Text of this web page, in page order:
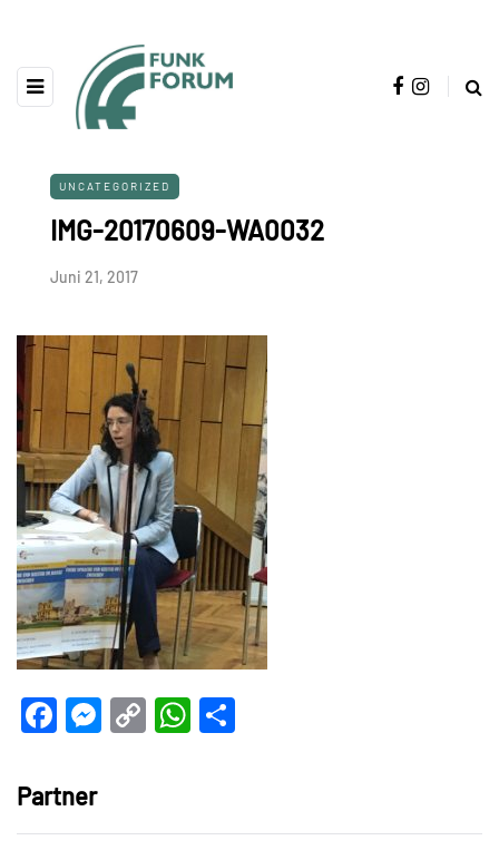
UNCATEGORIZED
IMG-20170609-WA0032
Juni 21, 2017
Facebook
Messenger
CopyWhatsApp
Partner